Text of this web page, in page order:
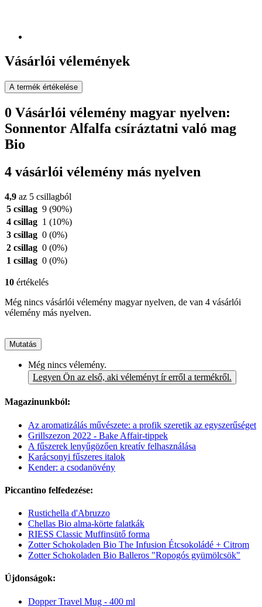
Vásárlói vélemények
A termék értékelése
0 Vásárlói vélemény magyar nyelven:
Sonnentor Alfalfa csíráztatni való mag
Bio
4 vásárlói vélemény más nyelven
4,9 az 5 csillagból
5 csillag 9 (90%)
4 csillag 1 (10%)
3 csillag 0 (0%)
2 csillag 0 (0%)
1 csillag 0 (0%)
10 értékelés
Még nincs vásárlói vélemény magyar nyelven, de van 4 vásárlói
vélemény más nyelven.
Mutatás
Még nincs vélemény.
Legyen Ön az első, aki véleményt ír erről a termékről.
Magazinunkból:
Az aromatizálás művészete: a profik szeretik az egyszerűséget
Grillszezon 2022 - Bake Affair-tippek
A fűszerek lenyűgözően kreatív felhasználása
Karácsonyi fűszeres italok
Kender: a csodanövény
Piccantino felfedezése:
Rustichella d'Abruzzo
Chellas Bio alma-körte falatkák
RIESS Classic Muffinsütő forma
Zotter Schokoladen Bio The Infusion Étcsokoládé + Citrom
Zotter Schokoladen Bio Balleros "Ropogós gyümölcsök"
Újdonságok:
Dopper Travel Mug - 400 ml